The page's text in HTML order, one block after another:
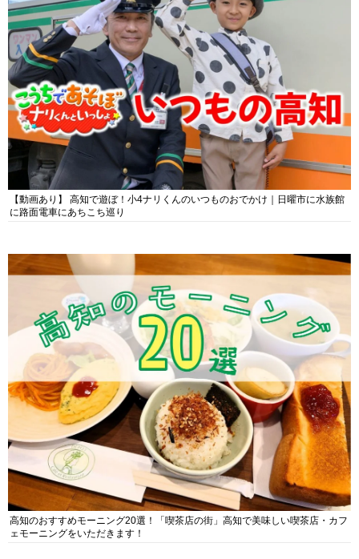
【動画あり】 高知で遊ぼ！小4ナリくんのいつものおでかけ｜日曜市に水族館
に路面電車にあちこち巡り
高知のおすすめモーニング20選！「喫茶店の街」高知で美味しい喫茶店・カフ
ェモーニングをいただきます！